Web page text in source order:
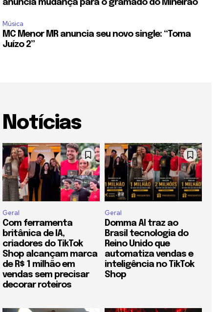
anuncia mudança para o gramado do Mineirão
Música
MC Menor MR anuncia seu novo single: “Toma
Juízo 2”
Notícias
Geral
Com ferramenta
britânica de IA,
criadores do TikTok
Shop alcançam marca
de R$ 1 milhão em
vendas sem precisar
decorar roteiros
Geral
Domma AI traz ao
Brasil tecnologia do
Reino Unido que
automatiza vendas e
inteligência no TikTok
Shop